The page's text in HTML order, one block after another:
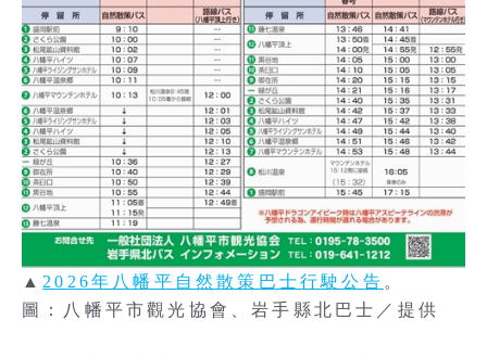
▲ 2026年八幡平自然散策巴士行駛公告 。
圖：八幡平市觀光協會、岩手縣北巴士／提供